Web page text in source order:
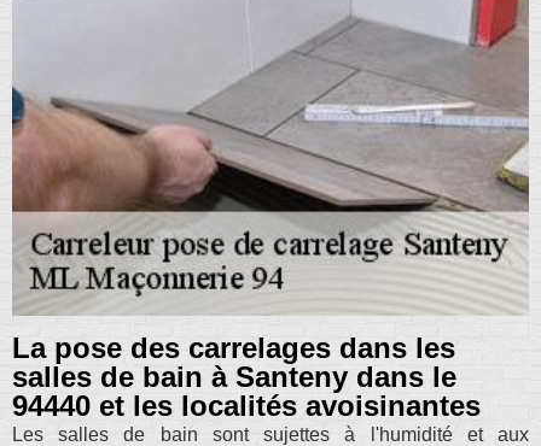
La pose des carrelages dans les
salles de bain à Santeny dans le
94440 et les localités avoisinantes
Les salles de bain sont sujettes à l'humidité et aux